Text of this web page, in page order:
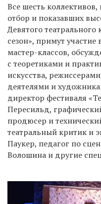
Все шесть
отбор и показавших
Девятого
сезон», примут участие
мастер-классов,
с теоретиками и
искусства,
деятелями и
директор фестиваля
Пересильд,
продюсер и
театральный критик и
Паукер, педагог по
Волошина и другие